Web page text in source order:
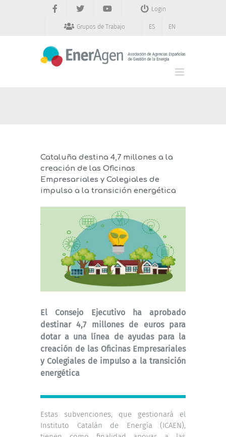
Login
Grupos de Trabajo ES EN
Cataluña destina 4,7 millones a la
creación de las Oficinas
Empresariales y Colegiales de
impulso a la transición energética
El Consejo Ejecutivo ha aprobado
destinar 4,7 millones de euros para
dotar a una línea de ayudas para la
creación de las Oficinas Empresariales
y Colegiales de impulso a la transición
energética
Estas subvenciones, que gestionará el
Instituto Catalán de Energía (ICAEN),